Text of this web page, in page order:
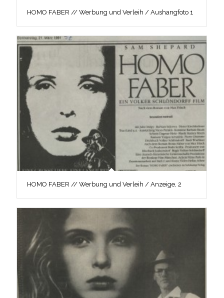
HOMO FABER // Werbung und Verleih / Aushangfoto 1
HOMO FABER // Werbung und Verleih / Anzeige, 2